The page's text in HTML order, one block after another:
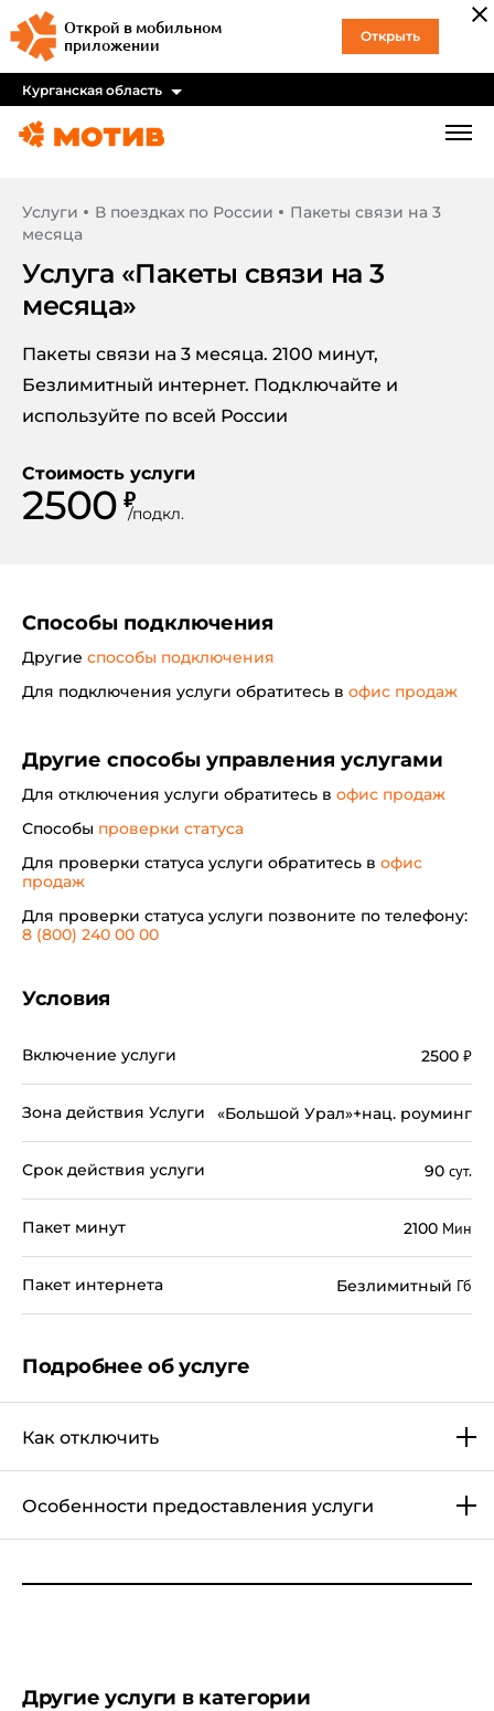
Открой в мобильном
приложении
Открыть
Курганская область
Услуги В поездках по России
Пакеты связи на 3
месяца
Услуга «Пакеты связи на 3
месяца»
Пакеты связи на 3 месяца. 2100 минут,
Безлимитный интернет. Подключайте и
используйте по всей России
Стоимость услуги
2500 ₽
/подкл.
Способы подключения
Другие способы подключения
Для подключения услуги обратитесь в офис продаж
Другие способы управления услугами
Для отключения услуги обратитесь в офис продаж
Способы проверки статуса
Для проверки статуса услуги обратитесь в офис
продаж
Для проверки статуса услуги позвоните по телефону:
8 (800) 240 00 00
Условия
Включение услуги 2500 ₽
Зона действия Услуги «Большой Урал»+нац. роуминг
Срок действия услуги 90 сут.
Пакет минут 2100 Мин
Пакет интернета Безлимитный Гб
Подробнее об услуге
Как отключить
Особенности предоставления услуги
Другие услуги в категории